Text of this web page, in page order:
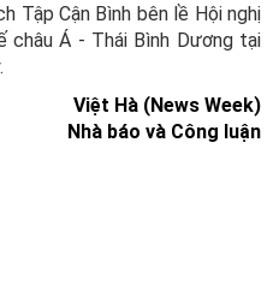
Tập Cận Bình bên lề Hội nghị
Á - Thái Bình Dương tại
Việt Hà (News Week)
Nhà báo và Công luận